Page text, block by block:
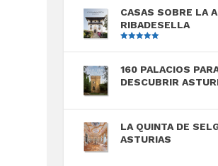
CASAS SOBRE LA
RIBADESELLA
5
160 PALACIOS
DESCUBRIR
LA QUINTA DE
ASTURIAS